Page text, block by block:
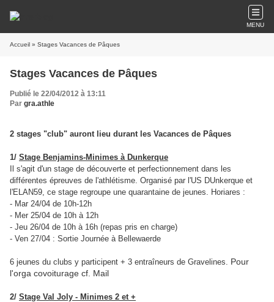
MENU
Accueil » Stages Vacances de Pâques
Stages Vacances de Pâques
Publié le 22/04/2012 à 13:11
Par gra.athle
2 stages "club" auront lieu durant les Vacances de Pâques
1/ Stage Benjamins-Minimes à Dunkerque
Il s'agit d'un stage de découverte et perfectionnement dans les
différentes épreuves de l'athlétisme. Organisé par l'US DUnkerque et
l'ELAN59, ce stage regroupe une quarantaine de jeunes. Horiares :
- Mar 24/04 de 10h-12h
- Mer 25/04 de 10h à 12h
- Jeu 26/04 de 10h à 16h (repas pris en charge)
- Ven 27/04 : Sortie Journée à Bellewaerde
6 jeunes du clubs y participent + 3 entraîneurs de Gravelines. Pour
l'orga covoiturage cf. Mail
2/ Stage Val Joly - Minimes 2 et +